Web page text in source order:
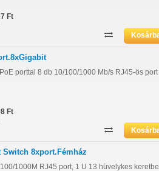
Ft
porttal 8 db 10/100/1000 Mb/s RJ45-ös port
Ft
Switch 8xport.Fémház
1000M RJ45 port, 1 U 13 hüvelykes keretbe